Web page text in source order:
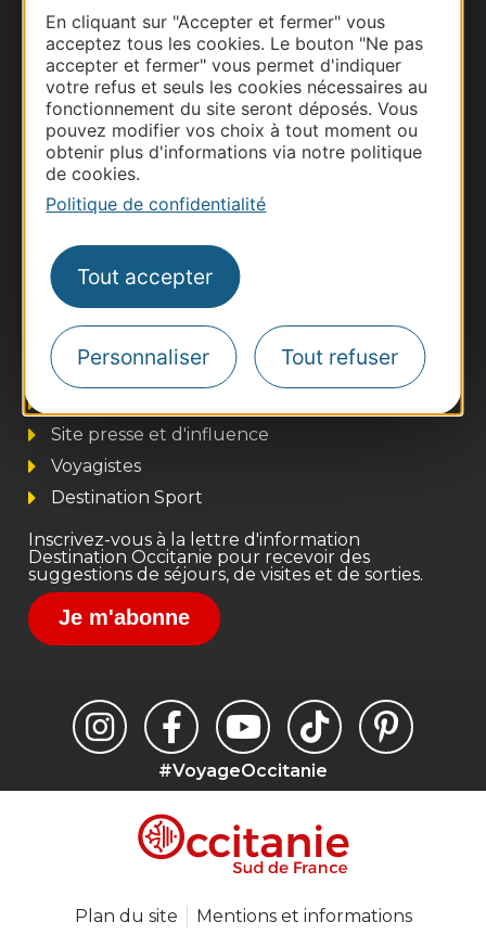
En cliquant sur "Accepter et fermer" vous
acceptez tous les cookies. Le bouton "Ne pas
accepter et fermer" vous permet d'indiquer
votre refus et seuls les cookies nécessaires au
fonctionnement du site seront déposés. Vous
pouvez modifier vos choix à tout moment ou
obtenir plus d'informations via notre politique
de cookies.
Politique de confidentialité
Tout accepter
Personnaliser Tout refuser
Carte interactive
Documentation
Thermalisme
Business/Mice
Site presse et d'influence
Voyagistes
Destination Sport
Inscrivez-vous à la lettre d'information
Destination Occitanie pour recevoir des
suggestions de séjours, de visites et de sorties.
Je m'abonne
#VoyageOccitanie
Plan du site Mentions et informations